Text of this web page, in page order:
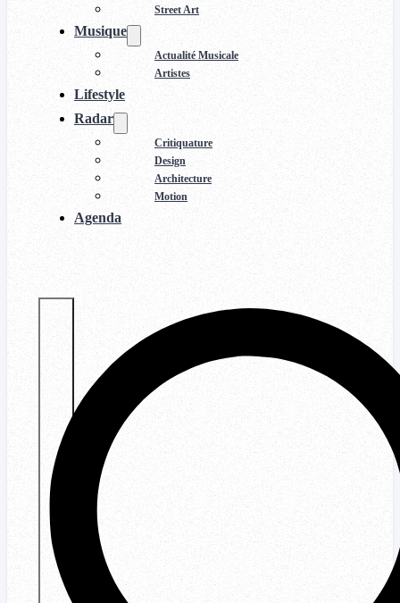
Street Art
Musique
Actualité Musicale
Artistes
Lifestyle
Radar
Critiquature
Design
Architecture
Motion
Agenda